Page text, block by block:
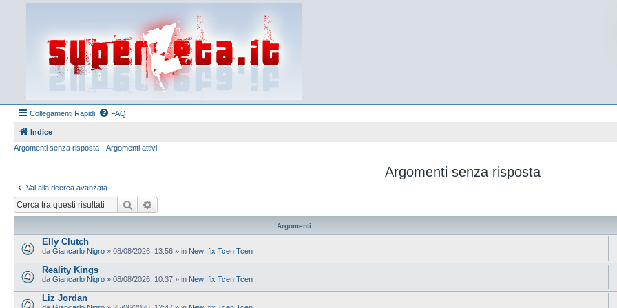
Collegamenti Rapidi FAQ
Indice
Argomenti senza risposta
Argomenti attivi
Argomenti senza risposta
Vai alla ricerca avanzata
Cerca
Argomenti
Elly Clutch
da Giancarlo Nigro » 08/08/2026, 13:56 » in New Ifix Tcen Tcen
Reality Kings
da Giancarlo Nigro » 08/08/2026, 10:37 » in New Ifix Tcen Tcen
Liz Jordan